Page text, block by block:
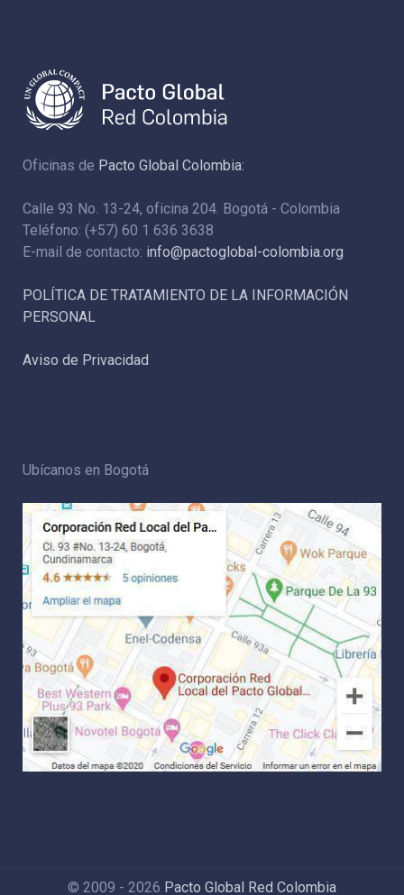
Oficinas de Pacto Global Colombia:
Calle 93 No. 13-24, oficina 204. Bogotá - Colombia
Teléfono: (+57) 60 1 636 3638
E-mail de contacto: info@pactoglobal-colombia.org
POLÍTICA DE TRATAMIENTO DE LA INFORMACIÓN
PERSONAL
Aviso de Privacidad
Ubícanos en Bogotá
© 2009 - 2026 Pacto Global Red Colombia